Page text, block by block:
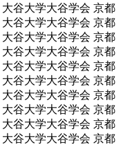
大谷大学大谷学会 京都
大谷大学大谷学会 京都
大谷大学大谷学会 京都
大谷大学大谷学会 京都
大谷大学大谷学会 京都
大谷大学大谷学会 京都
大谷大学大谷学会 京都
大谷大学大谷学会 京都
大谷大学大谷学会 京都
大谷大学大谷学会 京都